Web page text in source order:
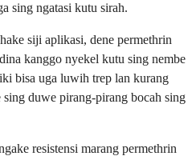
sing ngatasi kutu sirah.
siji aplikasi, dene permethrin
kanggo nyekel kutu sing nembe
bisa uga luwih trep lan kurang
duwe pirang-pirang bocah sing
resistensi marang permethrin